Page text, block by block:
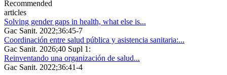
Recommended
articles
Solving gender gaps in health, what else is...
Gac Sanit. 2022;36:45-7
Coordinación entre salud pública y asistencia sanitaria:...
Gac Sanit. 2026;40 Supl 1:
Reinventando una organización de salud...
Gac Sanit. 2022;36:41-4